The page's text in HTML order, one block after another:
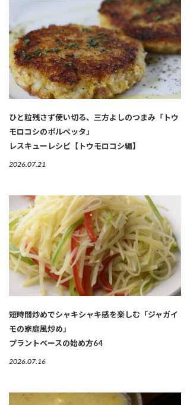
ひと粒残さず使い切る、三方よしのつまみ「トウ
モロコシのポルペッタ」
レスキューレシピ【トウモロコシ編】
2026.07.21
短時間炒めでシャキシャキ感を楽しむ「ジャガイ
モの家庭風炒め」
プラントベースの始め方64
2026.07.16